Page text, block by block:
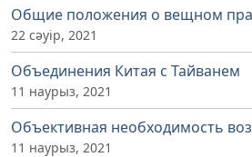
Общие положения о вещном
22 сәуір, 2021
Объединения Китая с Тайванем
11 наурыз, 2021
Объективная необходимость
11 наурыз, 2021